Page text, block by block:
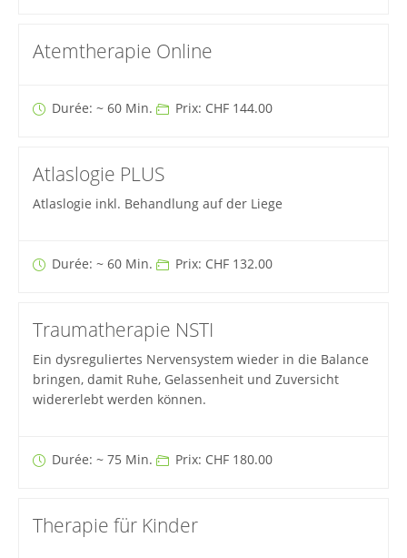
Atemtherapie Online
Durée: ~ 60 Min. Prix: CHF 144.00
Atlaslogie PLUS
Atlaslogie inkl. Behandlung auf der Liege
Durée: ~ 60 Min. Prix: CHF 132.00
Traumatherapie NSTI
Ein dysreguliertes Nervensystem wieder in die Balance
bringen, damit Ruhe, Gelassenheit und Zuversicht
widererlebt werden können.
Durée: ~ 75 Min. Prix: CHF 180.00
Therapie für Kinder